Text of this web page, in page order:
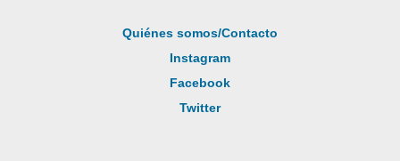
Quiénes somos/Contacto
Instagram
Facebook
Twitter